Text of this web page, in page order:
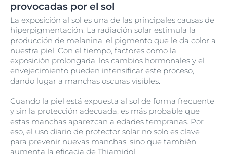
provocadas por el sol
La exposición al sol es una de las principales causas de
hiperpigmentación. La radiación solar estimula la
producción de melanina, el pigmento que le da color a
nuestra piel. Con el tiempo, factores como la
exposición prolongada, los cambios hormonales y el
envejecimiento pueden intensificar este proceso,
dando lugar a manchas oscuras visibles.
Cuando la piel está expuesta al sol de forma frecuente
y sin la protección adecuada, es más probable que
estas manchas aparezcan a edades tempranas. Por
eso, el uso diario de protector solar no solo es clave
para prevenir nuevas manchas, sino que también
aumenta la eficacia de Thiamidol.